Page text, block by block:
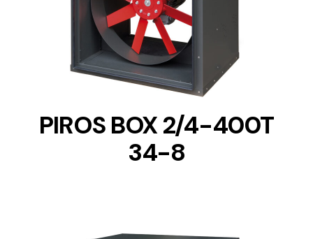
DETAILS
PIROS BOX 2/4-400T
34-8